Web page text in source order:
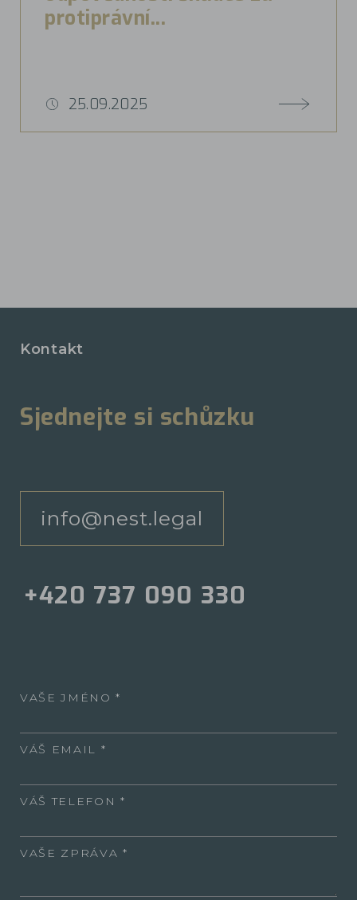
protiprávní...
25.09.2025
Kontakt
Sjednejte si schůzku
info@nest.legal
+420 737 090 330
VAŠE JMÉNO
VÁŠ EMAIL
VÁŠ TELEFON
VAŠE ZPRÁVA